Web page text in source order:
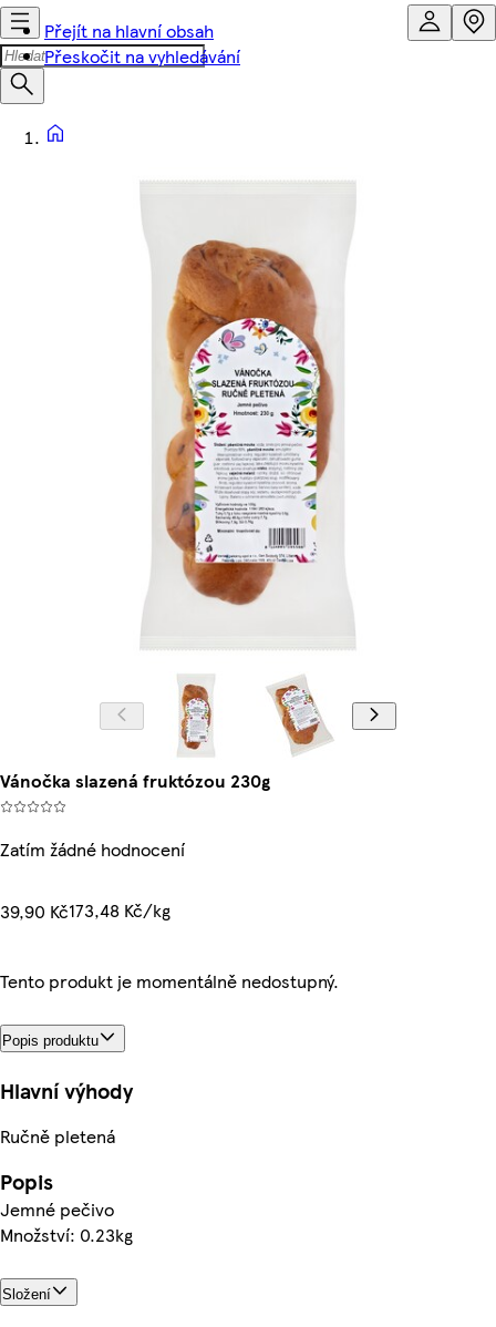
Přejít na hlavní obsah
Přeskočit na vyhledávání
Vánočka slazená fruktózou 230g
Zatím žádné hodnocení
39,90 Kč173,48 Kč/kg
Tento produkt je momentálně nedostupný.
Popis produktu
Hlavní výhody
Ručně pletená
Popis
Jemné pečivo
Množství: 0.23kg
Složení